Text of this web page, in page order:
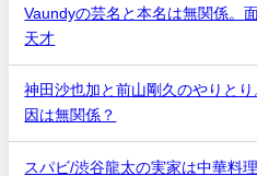
Vaundyの芸名と本名は無関係。
天才
神田沙也加と前山剛久のやりと
因は無関係？
スパビ/渋谷龍太の実家は中華料